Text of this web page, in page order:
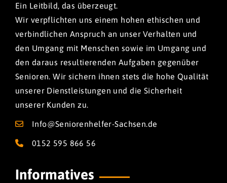
Ein Leitbild, das überzeugt.
Wir verpflichten uns einem hohen ethischen und
verbindlichen Anspruch an unser Verhalten und
den Umgang mit Menschen sowie im Umgang und
den daraus resultierenden Aufgaben gegenüber
Senioren. Wir sichern ihnen stets die hohe Qualität
unserer Dienstleistungen und die Sicherheit
unserer Kunden zu.
Info@Seniorenhelfer-Sachsen.de
0152 595 866 56
Informatives